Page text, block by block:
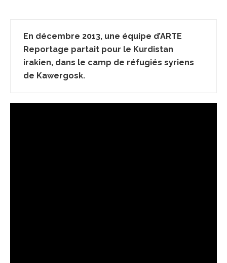
En décembre 2013, une équipe d’ARTE
Reportage partait pour le Kurdistan
irakien, dans le camp de réfugiés syriens
de Kawergosk.